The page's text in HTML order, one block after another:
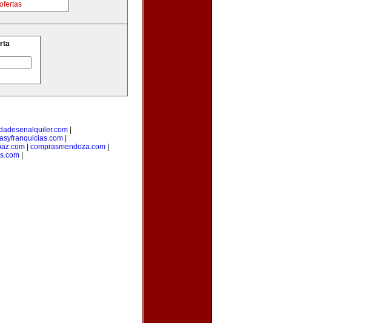
|
|
| comprasmendoza.com|